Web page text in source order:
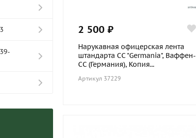
2 500 ₽
Нарукавная офицерская лента
штандарта СС "Germania", Ваффен-
СС (Германия), Копия...
Артикул 37229